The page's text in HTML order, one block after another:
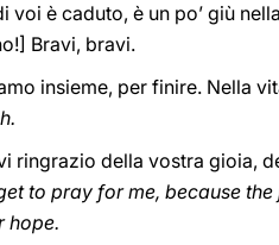
voi è caduto, è un po’ giù
Bravi, bravi.
insieme, per finire. Nella
ringrazio della vostra gioia,
to pray for me, because
hope.